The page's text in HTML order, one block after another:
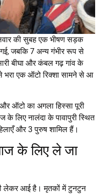
की सुबह एक भीषण सड़क
गई, जबकि 7 अन्य गंभीर रूप से
बीघा और कंबल गढ़ गांव के
भरा एक ऑटो रिक्शा सामने से आ
ऑटो का अगला हिस्सा पूरी
लिए नालंदा के पावापुरी स्थित
और 3 पुरुष शामिल हैं।
के लिए ले जा
लेकर आई है। मृतकों में टुनटुन